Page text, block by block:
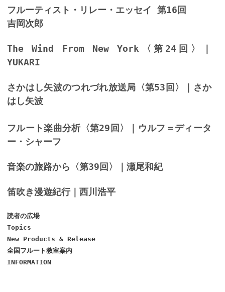
フルーティスト・リレー・エッセイ 第16回
吉岡次郎
The Wind From New York〈第24回〉｜
YUKARI
さかはし矢波のつれづれ放送局〈第53回〉｜さか
はし矢波
フルート楽曲分析〈第29回〉｜ウルフ＝ディータ
ー・シャーフ
音楽の旅路から〈第39回〉｜瀬尾和紀
笛吹き漫遊紀行｜西川浩平
読者の広場
Topics
New Products & Release
全国フルート教室案内
INFORMATION